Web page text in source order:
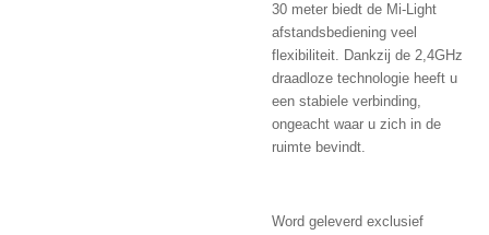
30 meter biedt de Mi-Light
afstandsbediening veel
flexibiliteit. Dankzij de 2,4GHz
draadloze technologie heeft u
een stabiele verbinding,
ongeacht waar u zich in de
ruimte bevindt.
Word geleverd exclusief